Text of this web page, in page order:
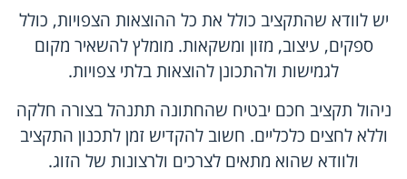
יש לוודא שהתקציב כולל את כל ההוצאות הצפויות, כולל
ספקים, עיצוב, מזון ומשקאות. מומלץ להשאיר מקום
לגמישות ולהתכונן להוצאות בלתי צפויות.
ניהול תקציב חכם יבטיח שהחתונה תתנהל בצורה חלקה
וללא לחצים כלכליים. חשוב להקדיש זמן לתכנון התקציב
ולוודא שהוא מתאים לצרכים ולרצונות של הזוג.